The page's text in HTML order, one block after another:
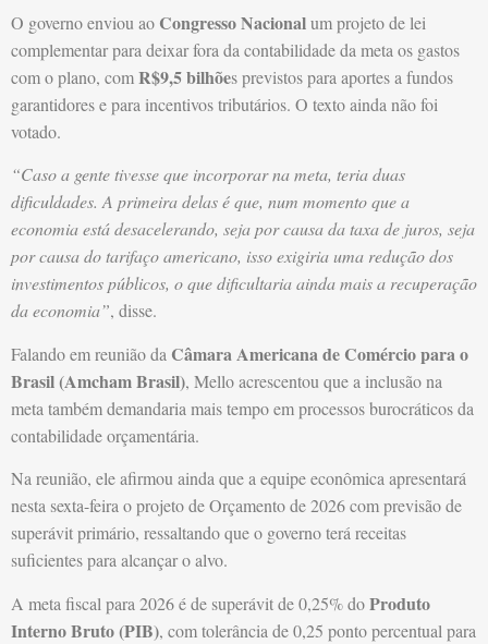
O governo enviou ao Congresso Nacionalum projeto de lei
complementar para deixar fora da contabilidade da meta os gastos
com o plano, comR$9,5 bilhões previstos para aportes a fundos
garantidores e para incentivos tributários. O texto ainda não foi
votado.
“Caso a gente tivesse que incorporar na meta, teria duas
dificuldades. A primeira delas é que, num momento que a
economia está desacelerando, seja por causa da taxa de juros, seja
por causa do tarifaço americano, isso exigiria uma redução dos
investimentos públicos, o que dificultaria ainda mais a recuperação
da economia”, disse.
Falando em reunião da Câmara Americana de Comércio para o
Brasil (Amcham Brasil), Mello acrescentou que a inclusão na
meta também demandaria mais tempo em processos burocráticos da
contabilidade orçamentária.
Na reunião, ele afirmou ainda que a equipe econômica apresentará
nesta sexta-feira o projeto de Orçamento de 2026 com previsão de
superávit primário, ressaltando que o governo terá receitas
suficientes para alcançar o alvo.
A meta fiscal para 2026 é de superávit de 0,25% doProduto
Interno Bruto (PIB), com tolerância de 0,25 ponto percentual para